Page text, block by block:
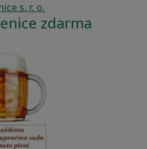
s. r. o.
zdarma